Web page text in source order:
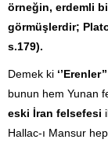
örneğin, erdemli
görmüşlerdir;
s.179).
Demek ki ‘’Erenler’’
bunun hem Yunan
eski İran felsefesi
Hallac-ı Mansur